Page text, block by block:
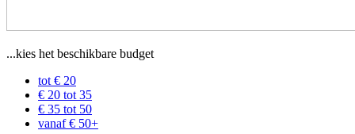
...kies het beschikbare budget
tot € 20
€ 20 tot 35
€ 35 tot 50
vanaf € 50+